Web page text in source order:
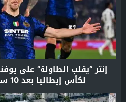
لكأس إيطاليا بعد 10 سنوات من الانتظار